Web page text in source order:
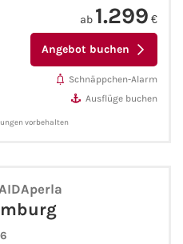
ab 1.299 €
Angebot buchen
Schnäppchen-Alarm
Ausflüge buchen
vorbehalten